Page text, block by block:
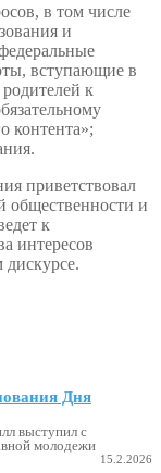
в том числе
и
вступающие в
к
контента»;
приветствовал
общественности и
к
интересов
Дня
выступил с
молодежи
15.2.2026